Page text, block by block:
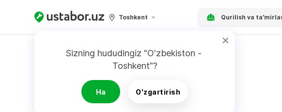
Toshkent Qurilish va
Sizning hududingiz "O'zbekiston -
Toshkent"?
Ha O'zgartirish
Bosh sahifa Qurilish va ta’mirlash